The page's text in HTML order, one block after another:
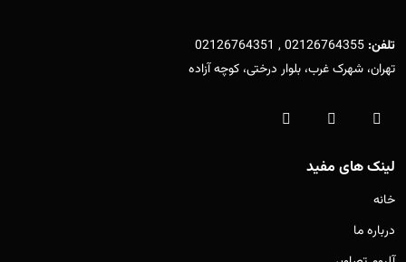
تلفن: 02126764355 , 02126764351
تهران، شهرک غرب، بلوار درختی، کوچه آزاده
لینک های مفید
خانه
درباره ما